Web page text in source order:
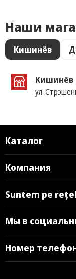
Наши
Кишинёв
Кишинёв
ул.
Каталог
Компания
Suntem pe
Мы в
Номер